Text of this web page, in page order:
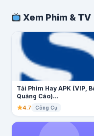
Xem Phim & TV
Tải Phim Hay APK (VIP,
Quảng Cáo)...
4.7 Công Cụ